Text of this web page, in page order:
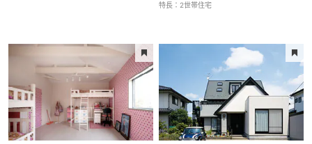
特長： 2世帯住宅